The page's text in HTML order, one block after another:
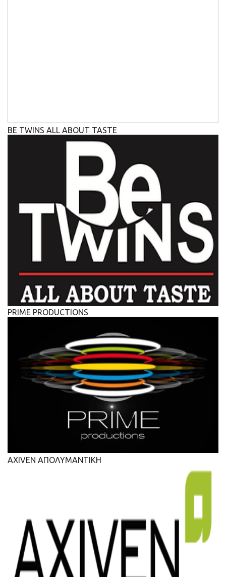
BE TWINS ALL ABOUT TASTE
PRIME PRODUCTIONS
AXIVEN ΑΠΟΛΥΜΑΝΤΙΚΗ